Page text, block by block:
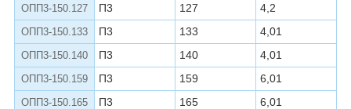
ОПП3-150.127 П3 127 4,2
ОПП3-150.133 П3 133 4,01
ОПП3-150.140 П3 140 4,01
ОПП3-150.159 П3 159 6,01
ОПП3-150.165 П3 165 6,01